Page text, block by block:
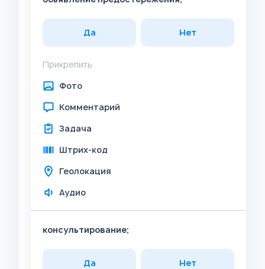
Да Нет
Прикрепить
Фото
Комментарий
Задача
Штрих-код
Геолокация
Аудио
консультирование;
Да Нет